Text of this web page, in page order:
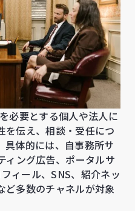
必要とする個人や法人に
を伝え、相談・受任につ
具体的には、自事務所サ
ィング広告、ポータルサ
ィール、SNS、紹介ネッ
ど多数のチャネルが対象